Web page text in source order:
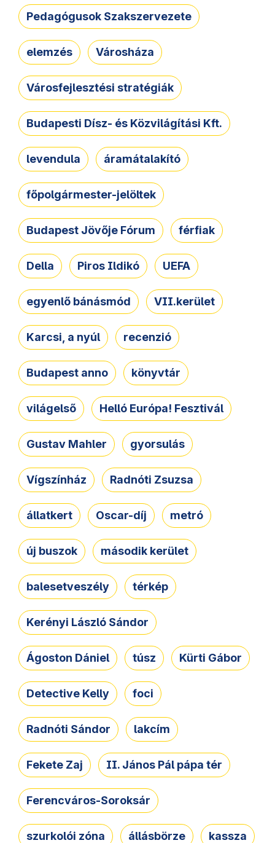
Pedagógusok Szakszervezete
elemzés Városháza
Városfejlesztési stratégiák
Budapesti Dísz- és Közvilágítási Kft.
levendula áramátalakító
főpolgármester-jelöltek
Budapest Jövője Fórum férfiak
Della Piros Ildikó UEFA
egyenlő bánásmód VII.kerület
Karcsi, a nyúl recenzió
Budapest anno könyvtár
világelső Helló Európa! Fesztivál
Gustav Mahler gyorsulás
Vígszínház Radnóti Zsuzsa
állatkert Oscar-díj metró
új buszok második kerület
balesetveszély térkép
Kerényi László Sándor
Ágoston Dániel túsz Kürti Gábor
Detective Kelly foci
Radnóti Sándor lakcím
Fekete Zaj II. János Pál pápa tér
Ferencváros-Soroksár
szurkolói zóna állásbörze kassza